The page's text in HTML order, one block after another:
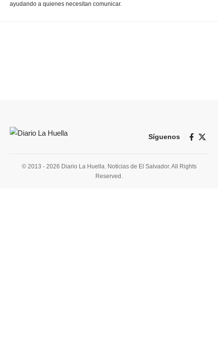
ayudando a quienes necesitan comunicar.
Síguenos
© 2013 - 2026 Diario La Huella. Noticias de El Salvador. All Rights
Reserved.